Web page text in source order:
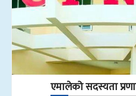
एमालेको सदस्यता